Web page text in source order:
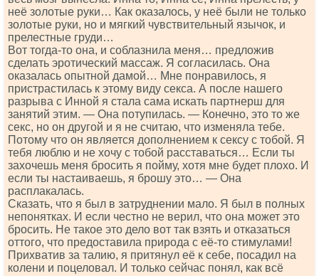
неё золотые руки… Как оказалось, у неё были не только
золотые руки, но и мягкий чувствительный язычок, и
прелестные груди…
Вот тогда-то она, и соблазнила меня… предложив
сделать эротический массаж. Я согласилась. Она
оказалась опытной дамой… Мне понравилось, я
пристрастилась к этому виду секса. А после нашего
разрыва с Инной я стала сама искать партнерш для
занятий этим. — Она потупилась. — Конечно, это то же
секс, но он другой и я не считаю, что изменяла тебе.
Потому что он является дополнением к сексу с тобой. Я
тебя люблю и не хочу с тобой расставаться… Если ты
захочешь меня бросить я пойму, хотя мне будет плохо. И
если ты настаиваешь, я брошу это… — Она
расплакалась.
Сказать, что я был в затруднении мало. Я был в полных
непонятках. И если честно не верил, что она может это
бросить. Не такое это дело вот так взять и отказаться
оттого, что предоставила природа с её-то стимулами!
Прихватив за талию, я притянул её к себе, посадил на
колени и поцеловал. И только сейчас понял, как всё